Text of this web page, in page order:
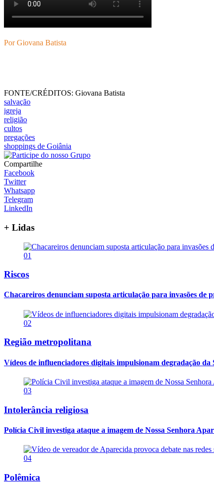
Por Giovana Batista
FONTE/CRÉDITOS: Giovana Batista
salvação
igreja
religião
cultos
pregações
shoppings de Goiânia
Compartilhe
Facebook
Twitter
Whatsapp
Telegram
LinkedIn
+ Lidas
01
Riscos
Chacareiros denunciam suposta articulação para invasões de
02
Região metropolitana
Vídeos de influenciadores digitais impulsionam degradação
03
Intolerância religiosa
Polícia Civil investiga ataque a imagem de Nossa Senhora
04
Polêmica